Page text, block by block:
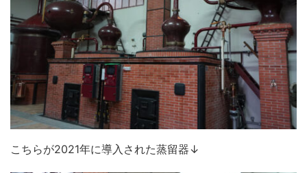
こちらが2021年に導入された蒸留器↓